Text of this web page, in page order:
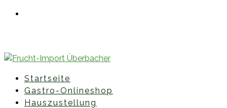
Startseite
Gastro-Onlineshop
Hauszustellung